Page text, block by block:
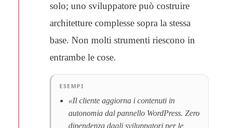
solo; uno sviluppatore può costruire
architetture complesse sopra la stessa
base. Non molti strumenti riescono in
entrambe le cose.
ESEMPI
«Il cliente aggiorna i contenuti in
autonomia dal pannello WordPress. Zero
dipendenza dagli sviluppatori per le